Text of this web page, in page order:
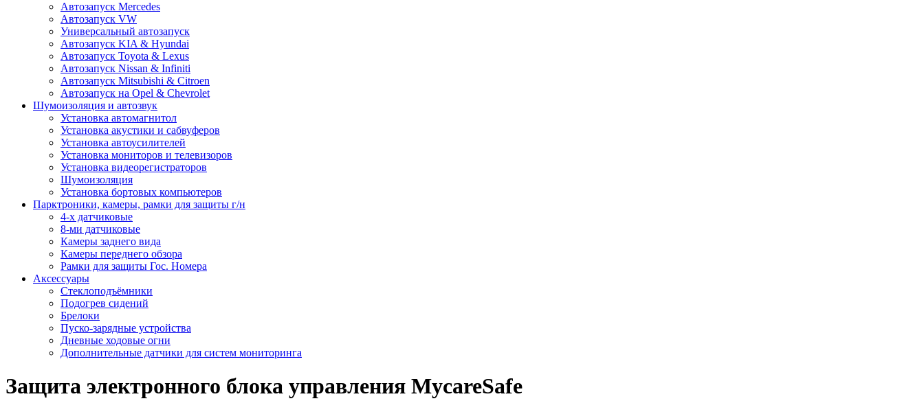
Автозапуск Mercedes
Автозапуск VW
Универсальный автозапуск
Автозапуск KIA & Hyundai
Автозапуск Toyota & Lexus
Автозапуск Nissan & Infiniti
Автозапуск Mitsubishi & Citroen
Автозапуск на Opel & Chevrolet
Шумоизоляция и автозвук
Установка автомагнитол
Установка акустики и сабвуферов
Установка автоусилителей
Установка мониторов и телевизоров
Установка видеорегистраторов
Шумоизоляция
Установка бортовых компьютеров
Парктроники, камеры, рамки для защиты г/н
4-х датчиковые
8-ми датчиковые
Камеры заднего вида
Камеры переднего обзора
Рамки для защиты Гос. Номера
Аксессуары
Стеклоподъёмники
Подогрев сидений
Брелоки
Пуско-зарядные устройства
Дневные ходовые огни
Дополнительные датчики для систем мониторинга
Защита электронного блока управления MycareSafe